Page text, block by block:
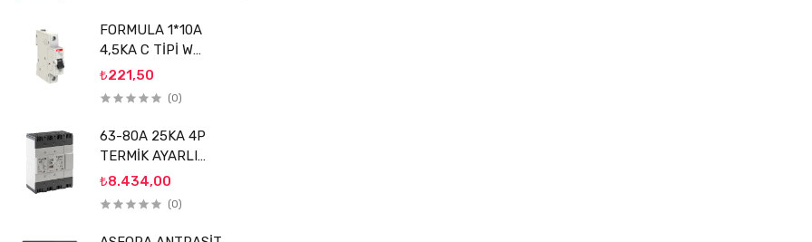
FORMULA 1*10A
4,5KA C TİPİ W
OTOMATİK SİGORTA
(FMS1LC10) ABB
₺221,50
(0)
63-80A 25KA 4P
TERMİK AYARLI
KOMPAKT ŞALTER
SİGMA
₺8.434,00
(0)